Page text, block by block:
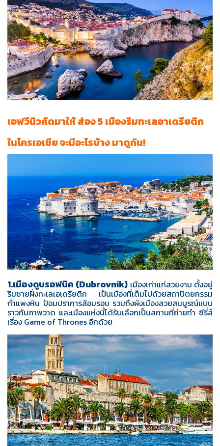
เอฟวีนิวคัดมาให้ ส่อง 5 เมืองริมทะเลอาเดรียติก
ในโครเอเชีย จะมีอะไรบ้าง มาดูกัน!
1.เมืองดูบรอฟนิค (Dubrovnik) เมืองเก่าแก่สวยงาม ตั้งอยู่
ริมชายฝั่งทะเลเอเดรียติก เป็นเมืองที่เต็มไปด้วยสถาปัตยกรรม
กำแพงหิน ป้อมปราการล้อมรอบ รวมถึงผังเมืองสวยสมบูรณ์แบบ
ราวกับภาพวาด และเมืองแห่งนี้ได้รับเลือกเป็นสถานที่ถ่ายทำ ซีรี่ส์
เรื่อง Game of Thrones อีกด้วย